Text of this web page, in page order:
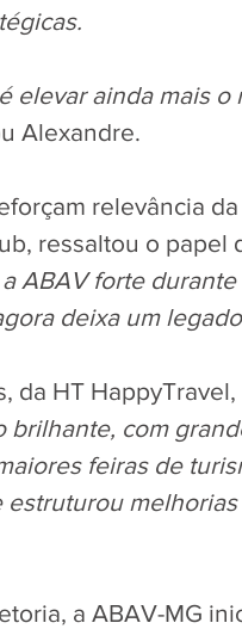
elevar ainda mais
Alexandre.
relevância
ressaltou o papel
a ABAV forte
deixa um
da HT
brilhante, com
feiras de
estruturou
a ABAV-MG